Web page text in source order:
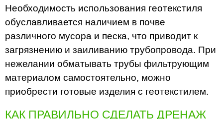
Необходимость использования геотекстиля
обуславливается наличием в почве
различного мусора и песка, что приводит к
загрязнению и заиливанию трубопровода. При
нежелании обматывать трубы фильтрующим
материалом самостоятельно, можно
приобрести готовые изделия с геотекстилем.
КАК ПРАВИЛЬНО СДЕЛАТЬ ДРЕНАЖ